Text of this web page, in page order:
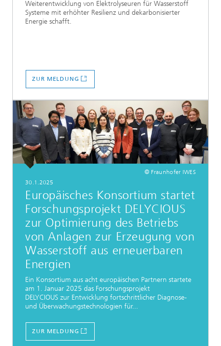
Weiterentwicklung von Elektrolyseuren für Wasserstoff
Systeme mit erhöhter Resilienz und dekarbonisierter
Energie schafft.
ZUR MELDUNG
© Fraunhofer IWES
30.1.2025
Europäisches Konsortium startet
Forschungsprojekt DELYCIOUS
zur Optimierung des Betriebs
von Anlagen zur Erzeugung von
Wasserstoff aus erneuerbaren
Energien
Ein Konsortium aus acht europäischen Partnern startete
am 1. Januar 2025 das Forschungsprojekt
DELYCIOUS zur Entwicklung fortschrittlicher Diagnose-
und Überwachungstechnologien für...
ZUR MELDUNG